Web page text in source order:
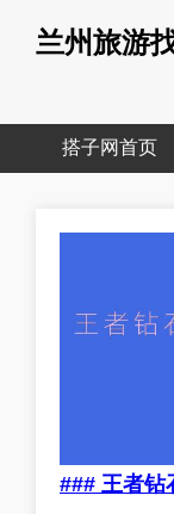
兰州旅游
搭子网首页
### 王者钻